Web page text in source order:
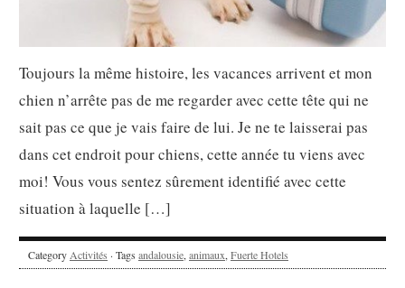
Toujours la même histoire, les vacances arrivent et mon
chien n’arrête pas de me regarder avec cette tête qui ne
sait pas ce que je vais faire de lui. Je ne te laisserai pas
dans cet endroit pour chiens, cette année tu viens avec
moi! Vous vous sentez sûrement identifié avec cette
situation à laquelle […]
CategoryActivités · Tags andalousie,animaux,Fuerte Hotels